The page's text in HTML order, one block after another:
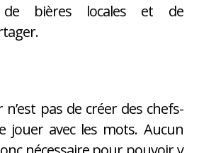
de bières locales et de
n’est pas de créer des chefs-
jouer avec les mots. Aucun